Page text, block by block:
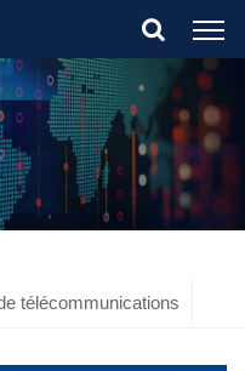
For?
télécommunications